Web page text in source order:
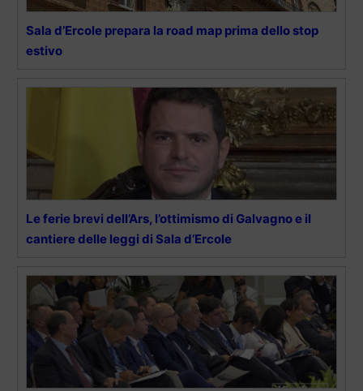
Sala d’Ercole prepara la road map prima dello stop
estivo
Le ferie brevi dell’Ars, l’ottimismo di Galvagno e il
cantiere delle leggi di Sala d’Ercole